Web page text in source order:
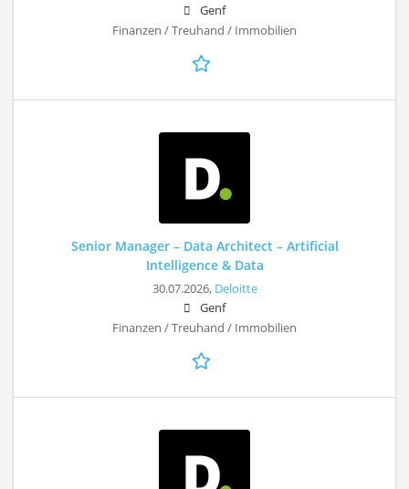
Genf
Finanzen / Treuhand / Immobilien
Senior Manager – Data Architect – Artificial
Intelligence & Data
30.07.2026, Deloitte
Genf
Finanzen / Treuhand / Immobilien